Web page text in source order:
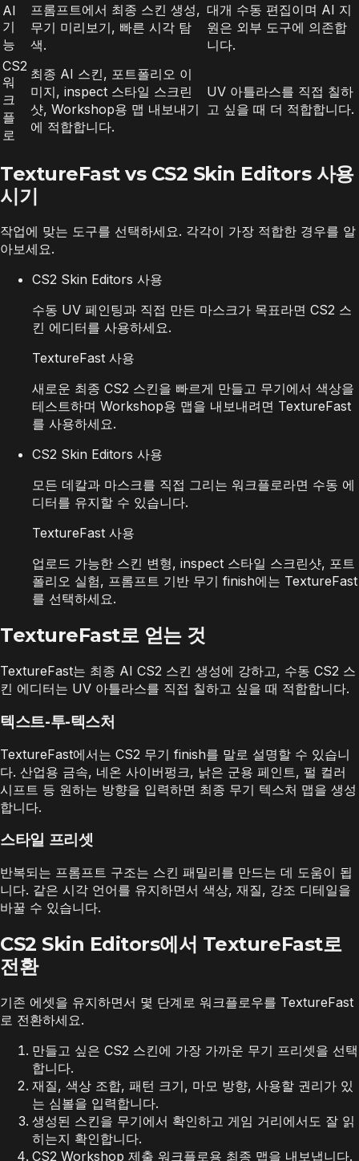
AI
기
능
프롬프트에서 최종 스킨 생성,
무기 미리보기, 빠른 시각 탐
색.
대개 수동 편집이며 AI 지
원은 외부 도구에 의존합
니다.
CS2
워
크
플
로
최종 AI 스킨, 포트폴리오 이
미지, inspect 스타일 스크린
샷, Workshop용 맵 내보내기
에 적합합니다.
UV 아틀라스를 직접 칠하
고 싶을 때 더 적합합니다.
TextureFast vs CS2 Skin Editors 사용
시기
작업에 맞는 도구를 선택하세요. 각각이 가장 적합한 경우를 알
아보세요.
CS2 Skin Editors 사용
수동 UV 페인팅과 직접 만든 마스크가 목표라면 CS2 스
킨 에디터를 사용하세요.
TextureFast 사용
새로운 최종 CS2 스킨을 빠르게 만들고 무기에서 색상을
테스트하며 Workshop용 맵을 내보내려면 TextureFast
를 사용하세요.
CS2 Skin Editors 사용
모든 데칼과 마스크를 직접 그리는 워크플로라면 수동 에
디터를 유지할 수 있습니다.
TextureFast 사용
업로드 가능한 스킨 변형, inspect 스타일 스크린샷, 포트
폴리오 실험, 프롬프트 기반 무기 finish에는 TextureFast
를 선택하세요.
TextureFast로 얻는 것
TextureFast는 최종 AI CS2 스킨 생성에 강하고, 수동 CS2 스
킨 에디터는 UV 아틀라스를 직접 칠하고 싶을 때 적합합니다.
텍스트-투-텍스처
TextureFast에서는 CS2 무기 finish를 말로 설명할 수 있습니
다. 산업용 금속, 네온 사이버펑크, 낡은 군용 페인트, 펄 컬러
시프트 등 원하는 방향을 입력하면 최종 무기 텍스처 맵을 생성
합니다.
스타일 프리셋
반복되는 프롬프트 구조는 스킨 패밀리를 만드는 데 도움이 됩
니다. 같은 시각 언어를 유지하면서 색상, 재질, 강조 디테일을
바꿀 수 있습니다.
CS2 Skin Editors에서 TextureFast로
전환
기존 에셋을 유지하면서 몇 단계로 워크플로우를 TextureFast
로 전환하세요.
만들고 싶은 CS2 스킨에 가장 가까운 무기 프리셋을 선택
합니다.
재질, 색상 조합, 패턴 크기, 마모 방향, 사용할 권리가 있
는 심볼을 입력합니다.
생성된 스킨을 무기에서 확인하고 게임 거리에서도 잘 읽
히는지 확인합니다.
CS2 Workshop 제출 워크플로용 최종 맵을 내보냅니다.